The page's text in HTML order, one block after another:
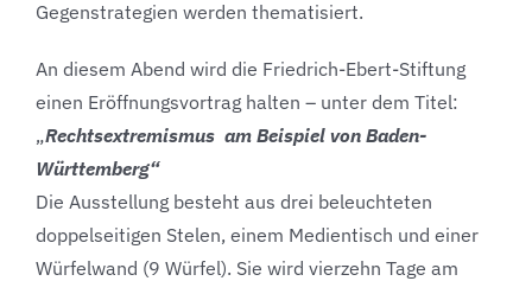
Gegenstrategien werden thematisiert.
An diesem Abend wird die Friedrich-Ebert-Stiftung
einen Eröffnungsvortrag halten – unter dem Titel:
„Rechtsextremismus am Beispiel von Baden-
Württemberg“
Die Ausstellung besteht aus drei beleuchteten
doppelseitigen Stelen, einem Medientisch und einer
Würfelwand (9 Würfel). Sie wird vierzehn Tage am